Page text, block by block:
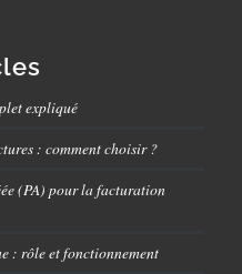
expliqué
: comment choisir ?
(PA) pour la facturation
: rôle et fonctionnement